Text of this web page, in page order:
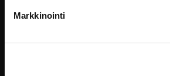
Markkinointi